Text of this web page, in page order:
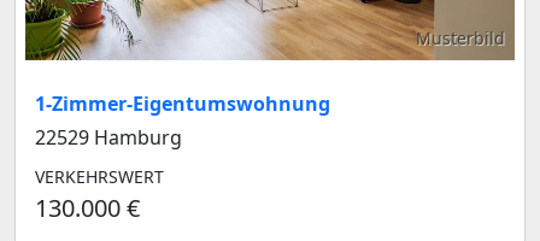
Musterbild
1-Zimmer-Eigentumswohnung
22529 Hamburg
VERKEHRSWERT
130.000 €